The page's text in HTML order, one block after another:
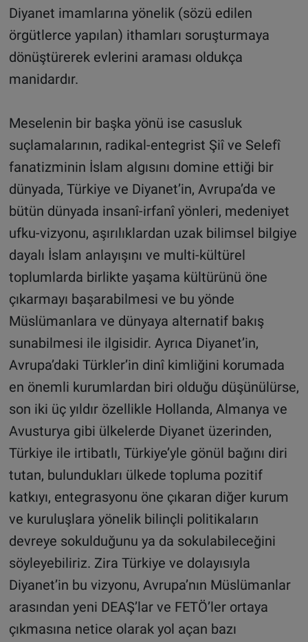
Diyanet imamlarına yönelik (sözü edilen
örgütlerce yapılan) ithamları soruşturmaya
dönüştürerek evlerini araması oldukça
manidardır.
Meselenin bir başka yönü ise casusluk
suçlamalarının, radikal-entegrist Şiî ve Selefî
fanatizminin İslam algısını domine ettiği bir
dünyada, Türkiye ve Diyanet’in, Avrupa’da ve
bütün dünyada insanî-irfanî yönleri, medeniyet
ufku-vizyonu, aşırılıklardan uzak bilimsel bilgiye
dayalı İslam anlayışını ve multi-kültürel
toplumlarda birlikte yaşama kültürünü öne
çıkarmayı başarabilmesi ve bu yönde
Müslümanlara ve dünyaya alternatif bakış
sunabilmesi ile ilgisidir. Ayrıca Diyanet’in,
Avrupa’daki Türkler’in dinî kimliğini korumada
en önemli kurumlardan biri olduğu düşünülürse,
son iki üç yıldır özellikle Hollanda, Almanya ve
Avusturya gibi ülkelerde Diyanet üzerinden,
Türkiye ile irtibatlı, Türkiye’yle gönül bağını diri
tutan, bulundukları ülkede topluma pozitif
katkıyı, entegrasyonu öne çıkaran diğer kurum
ve kuruluşlara yönelik bilinçli politikaların
devreye sokulduğunu ya da sokulabileceğini
söyleyebiliriz. Zira Türkiye ve dolayısıyla
Diyanet’in bu vizyonu, Avrupa’nın Müslümanlar
arasından yeni DEAŞ’lar ve FETÖ’ler ortaya
çıkmasına netice olarak yol açan bazı